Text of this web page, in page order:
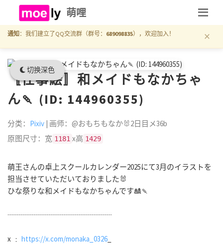
切换深色
萌哩
通知 ：我们建立了QQ交流群（群号： 689098835），欢迎加入！ ×
〚仕事絵〛和メイドもなかちゃ
ん🍡 (ID: 144960355)
分类： Pixiv | 画师：@おもちもなか🐰2日目メ36b
原图尺寸：宽 1181 x高 1429
萌王さんの卓上スクールカレンダー2025にて3月のイラストを
担当させていただいておりました🐰
ひな祭りな和メイドもなかちゃんです🎎🍡
┈┈┈┈┈┈┈┈┈┈┈┈┈┈
x ﹕ https://x.com/monaka_0326